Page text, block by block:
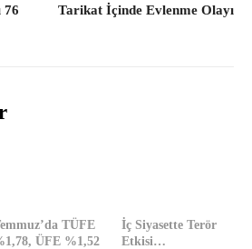
76
Tarikat İçinde Evlenme Olayı
TÜFE
ÜFE %1,52
İç Siyasette Terör
Etkisi…